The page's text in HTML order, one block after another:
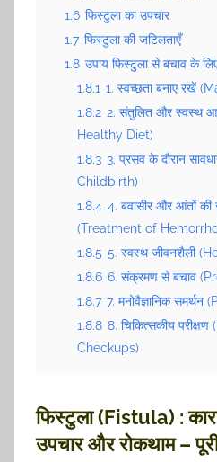
1.6 फिस्टुला का उपचार
1.7 फिस्टुला की जटिलताएँ
1.8 उपाय फिस्टुला से बचाव के
1.8.1 1. स्वच्छता बनाए रखें
1.8.2 2. संतुलित और स्वस्थ
Healthy Diet)
1.8.3 3. प्रसव के दौरान
Childbirth)
1.8.4 4. बवासीर और आंतों
(Treatment of
1.8.5 5. स्वस्थ जीवनशैली
1.8.6 6. संक्रमण से बचाव
1.8.7 7. मनोवैज्ञानिक
1.8.8 8. चिकित्सकीय
Checkups)
फिस्टुला (Fistula) :
उपचार और रोकथाम –